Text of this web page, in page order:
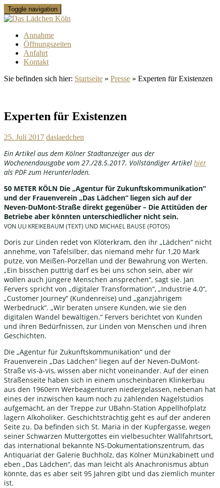
Toggle navigation
Annahme
Öffnungszeiten
Anfahrt
Kontakt
Sie befinden sich hier: Startseite » Presse » Experten für Existenzen
Experten für Existenzen
25. Juli 2017 daslaedchen
Ein Artikel aus dem Kölner Stadtanzeiger aus der
Wochenendausgabe vom 27./28.5.2017. Vollständiger Artikel hier
als PDF zum Herunterladen.
50 METER KÖLN Die „Agentur für Zukunftskommunikation“
und der Frauenverein „Das Lädchen“ liegen sich auf der
Neven-DuMont-Straße direkt gegenüber – Die Attitüden der
Betriebe aber könnten unterschiedlicher nicht sein.
VON ULI KREIKEBAUM (TEXT) UND MICHAEL BAUSE (FOTOS)
Doris zur Linden redet von Klöterkram, den ihr „Lädchen“ nicht
annehme, von Tafelsilber, das niemand mehr für 1,20 Mark
putze, von Meißen-Porzellan und der Bewahrung von Werten.
„Ein bisschen puttrig darf es bei uns schon sein, aber wir
wollen auch jüngere Menschen ansprechen“, sagt sie. Jan
Fervers spricht von „digitaler Transformation“, „Industrie 4.0“,
„Customer Journey“ (Kundenreise) und „ganzjährigem
Werbedruck“. „Wir beraten unsere Kunden, wie sie den
digitalen Wandel bewältigen.“ Fervers berichtet von Kunden
und ihren Bedürfnissen, zur Linden von Menschen und ihren
Geschichten.
Die „Agentur für Zukunftskommunikation“ und der
Frauenverein „Das Lädchen“ liegen auf der Neven-DuMont-
Straße vis-à-vis, wissen aber nicht voneinander. Auf der einen
Straßenseite haben sich in einem unscheinbaren Klinkerbau
aus den 1960ern Werbeagenturen niedergelassen, nebenan hat
eines der inzwischen kaum noch zu zählenden Nagelstudios
aufgemacht, an der Treppe zur UBahn-Station Appellhofplatz
lagern Alkoholiker. Geschichtsträchtig geht es auf der anderen
Seite zu. Da befinden sich St. Maria in der Kupfergasse, wegen
seiner Schwarzen Muttergottes ein vielbesuchter Wallfahrtsort,
das international bekannte NS-Dokumentationszentrum, das
Antiquariat der Galerie Buchholz, das Kölner Münzkabinett und
eben „Das Lädchen“, das man leicht als Anachronismus abtun
könnte, das es aber seit 95 Jahren gibt und das ziemlich munter
ist.